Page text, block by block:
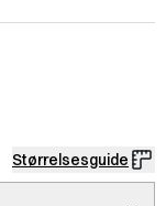
Størrelsesguide